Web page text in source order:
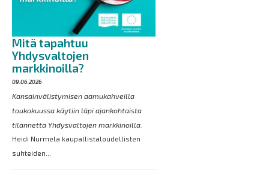
Mitä tapahtuu
Yhdysvaltojen
markkinoilla?
09.06.2026
Kansainvälistymisen aamukahveilla
toukokuussa käytiin läpi ajankohtaista
tilannetta Yhdysvaltojen markkinoilla.
Heidi Nurmela kaupallistaloudellisten
suhteiden...